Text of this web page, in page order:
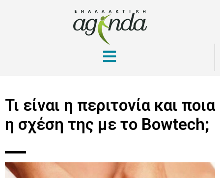
Τι είναι η περιτονία και ποια
η σχέση της με το Bowtech;